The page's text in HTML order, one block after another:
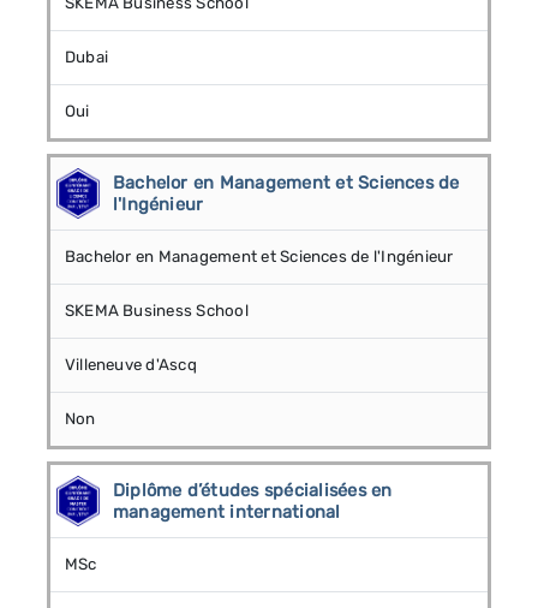
Dubai
Oui
Bachelor en Management et Sciences de
l'Ingénieur
Bachelor en Management et Sciences de l'Ingénieur
SKEMA Business School
Villeneuve d'Ascq
Non
Diplôme d’études spécialisées en
management international
MSc